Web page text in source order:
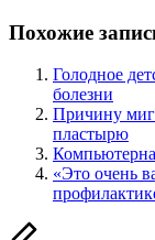
Похожие
Голодное
болезни
Причину
пластырю
«Это очень